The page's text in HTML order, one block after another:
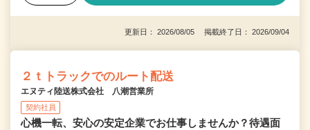
更新日： 2026/08/05 掲載終了日： 2026/09/04
２ｔトラックでのルート配送
エヌティ陸送株式会社 八潮営業所
契約社員
心機一転、安心の安定企業でお仕事しませんか？待遇面